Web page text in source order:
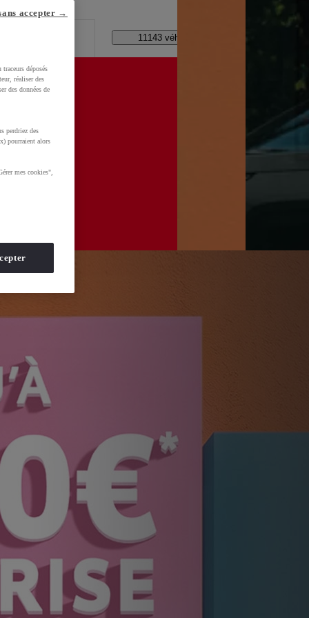
?
11143 véhicules disponibles
déposés
réaliser des
des données de
perdriez des
pourraient alors
mes cookies",
accepter →